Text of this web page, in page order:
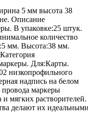
5 мм высота 38
Описание
В упаковке:25 штук.
количество
мм. Высота:38 мм.
Для:Карты.
низкопрофильного
надпись на белом
маркеры
мягких растворителей.
делают их